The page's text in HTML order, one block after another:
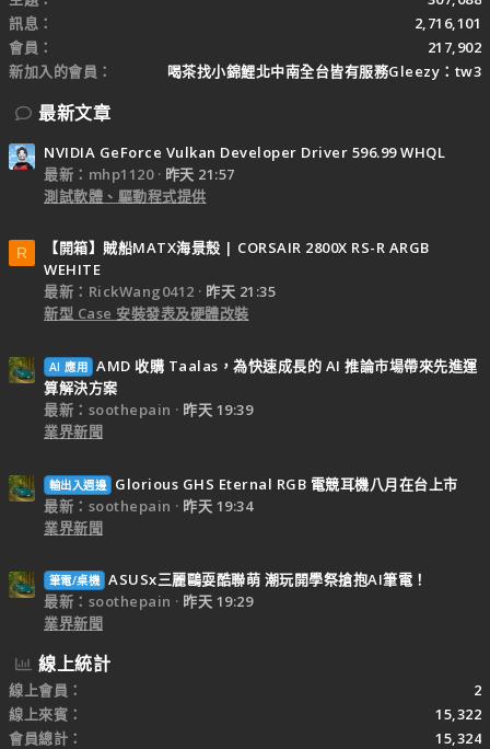
訊息
2,716,101
會員
217,902
新加入的會員
喝茶找小錦鯉北中南全台皆有服務Gleezy：tw3
最新文章
NVIDIA GeForce Vulkan Developer Driver 596.99 WHQL
最新：mhp1120
昨天 21:57
測試軟體、驅動程式提供
R
【開箱】賊船MATX海景殼 | CORSAIR 2800X RS-R ARGB
WEHITE
最新：RickWang0412
昨天 21:35
新型 Case 安裝發表及硬體改裝
AI 應用 AMD 收購 Taalas，為快速成長的 AI 推論市場帶來先進運
算解決方案
最新：soothepain
昨天 19:39
業界新聞
輸出入週邊
Glorious GHS Eternal RGB 電競耳機八月在台上市
最新：soothepain
昨天 19:34
業界新聞
筆電/桌機 ASUSx三麗鷗耍酷聯萌 潮玩開學祭搶抱AI筆電！
最新：soothepain
昨天 19:29
業界新聞
線上統計
線上會員
2
線上來賓
15,322
會員總計
15,324